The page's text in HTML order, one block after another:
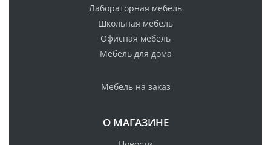
Лабораторная мебель
Школьная мебель
Офисная мебель
Мебель для дома
Мебель на заказ
О МАГАЗИНЕ